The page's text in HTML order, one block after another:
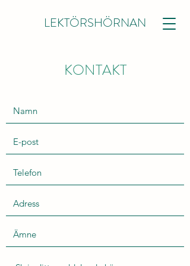
LEKTÖRSHÖRNAN
KONTAKT